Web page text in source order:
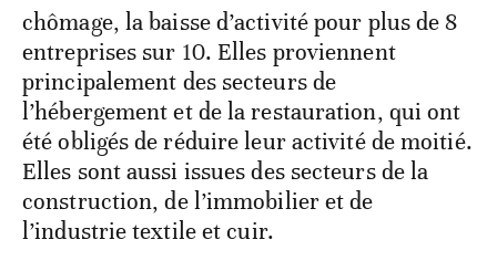
chômage, la baisse d’activité pour plus de 8
entreprises sur 10. Elles proviennent
principalement des secteurs de
l’hébergement et de la restauration, qui ont
été obligés de réduire leur activité de moitié.
Elles sont aussi issues des secteurs de la
construction, de l’immobilier et de
l’industrie textile et cuir.